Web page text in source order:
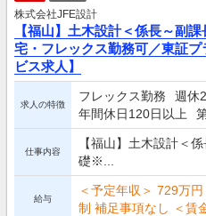
株式会社JFE設計
【福山】土木設計＜係長～副
宅・フレックス勤務可／東証
ビス求人】
求人の特徴
フレックス勤務 週休
年間休日120日以上
仕事内容
【福山】土木設計＜
礎※...
給与
＜予定年収＞ 729万
制 補足事項なし ＜賃